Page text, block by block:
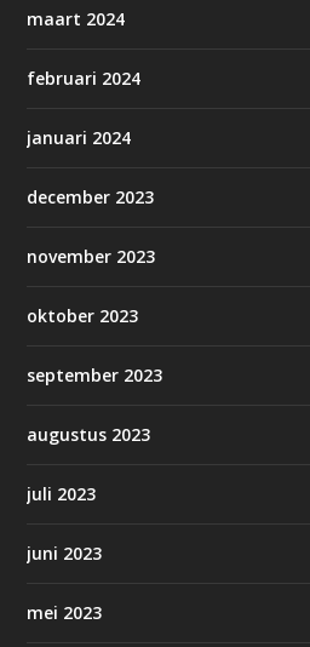
maart 2024
februari 2024
januari 2024
december 2023
november 2023
oktober 2023
september 2023
augustus 2023
juli 2023
juni 2023
mei 2023